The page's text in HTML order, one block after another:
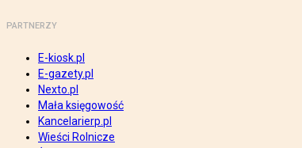
PARTNERZY
E-kiosk.pl
E-gazety.pl
Nexto.pl
Mała księgowość
Kancelarierp.pl
Wieści Rolnicze